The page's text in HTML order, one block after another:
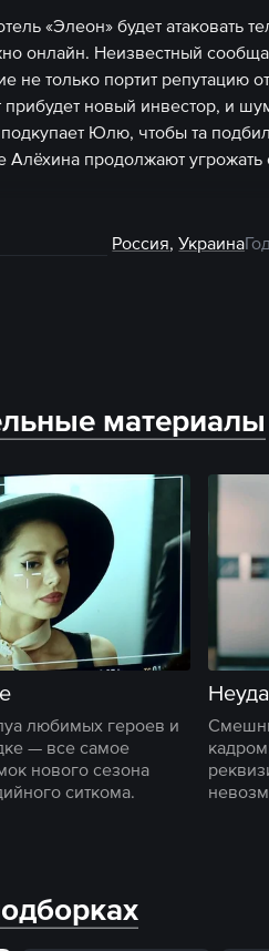
«Элеон» будет атаковать
онлайн. Неизвестный
не только портит репутацию
прибудет новый инвестор, и
Юлю, чтобы та
продолжают угрожать
Россия,УкраинаГод
материалы
любимых героев и
— все самое
нового сезона
ситкома.